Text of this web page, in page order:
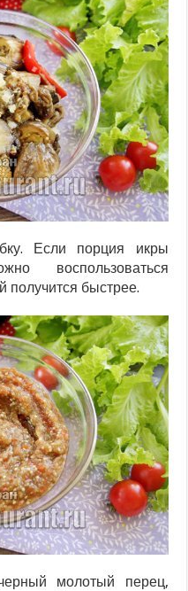
Если порция икры
воспользоваться
получится быстрее.
молотый перец,